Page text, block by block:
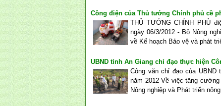
Công điện của Thủ tướng Chính phủ cề
THỦ TƯỚNG CHÍNH PHỦ
ngày 06/3/2012 - Bộ Nông
về Kế hoạch Bảo vệ và phát
UBND tỉnh An Giang chỉ đạo thực hiện
Công văn chỉ đạo của UBND
năm 2012 Về việc tăng
Nông nghiệp và Phát triển